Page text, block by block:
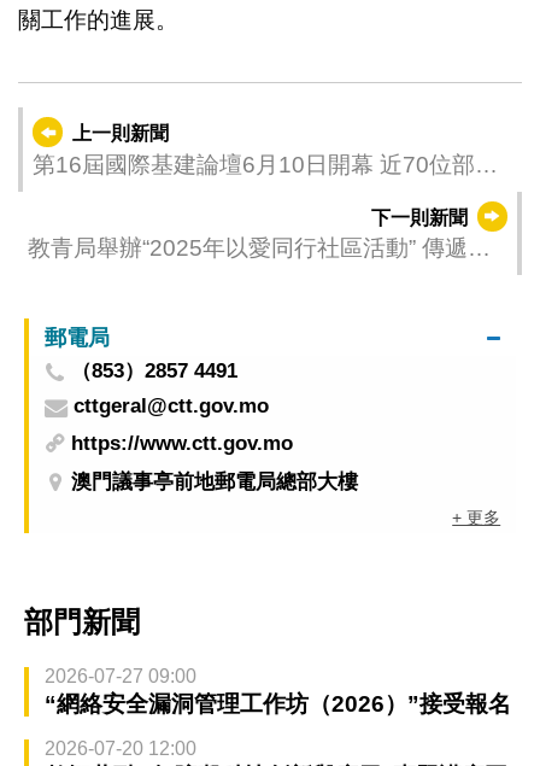
關工作的進展。
上一則新聞
第16屆國際基建論壇6月10日開幕 近70位部長
下一則新聞
教青局舉辦“2025年以愛同行社區活動” 傳遞正
郵電局
（853）2857 4491
cttgeral@ctt.gov.mo
https://www.ctt.gov.mo
澳門議事亭前地郵電局總部大樓
+ 更多
部門新聞
2026-07-27 09:00
“網絡安全漏洞管理工作坊（2026）”接受報名
2026-07-20 12:00